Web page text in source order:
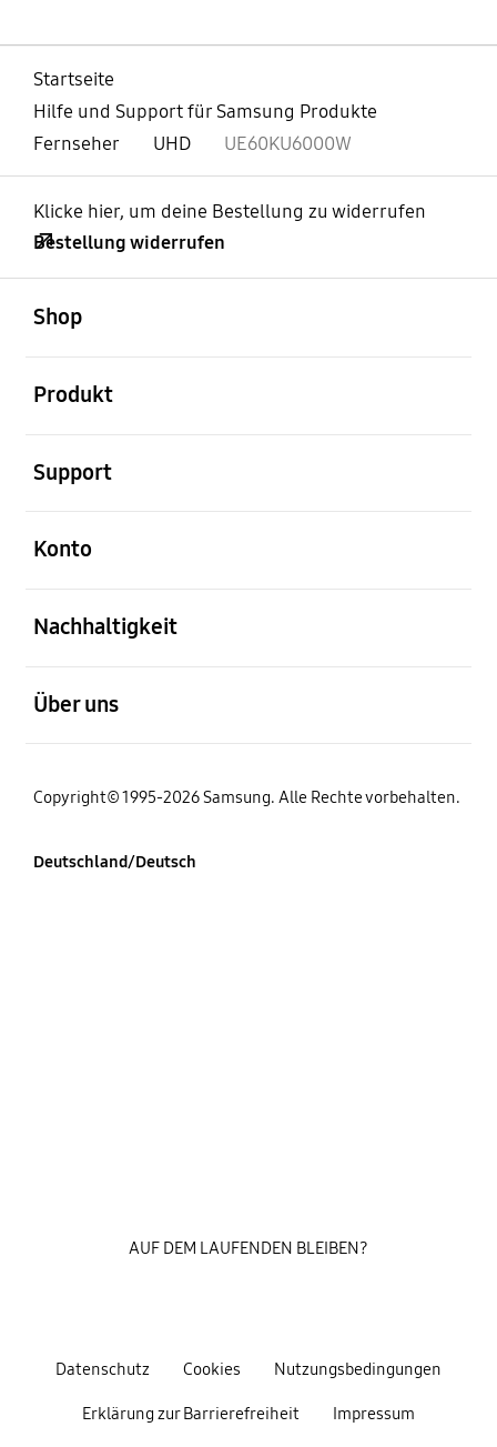
Startseite
Hilfe und Support für Samsung Produkte
Fernseher
UHD UE60KU6000W
Klicke hier, um deine Bestellung zu widerrufen
Bestellung widerrufen
Shop
Produkt
Support
Konto
Nachhaltigkeit
Über uns
Copyright© 1995-2026 Samsung. Alle Rechte vorbehalten.
Deutschland/Deutsch
Datenschutz Cookies Nutzungsbedingungen
Erklärung zur Barrierefreiheit Impressum
AUF DEM LAUFENDEN BLEIBEN?